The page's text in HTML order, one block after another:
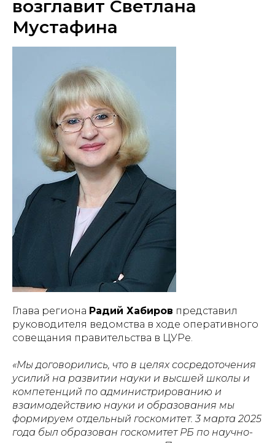
возглавит Светлана
Мустафина
Глава региона Радий Хабиров представил
руководителя ведомства в ходе оперативного
совещания правительства в ЦУРе.
«Мы договорились, что в целях сосредоточения
усилий на развитии науки и высшей школы и
компетенций по администрированию и
взаимодействию науки и образования мы
формируем отдельный госкомитет. 3 марта 2025
года был образован госкомитет РБ по научно-